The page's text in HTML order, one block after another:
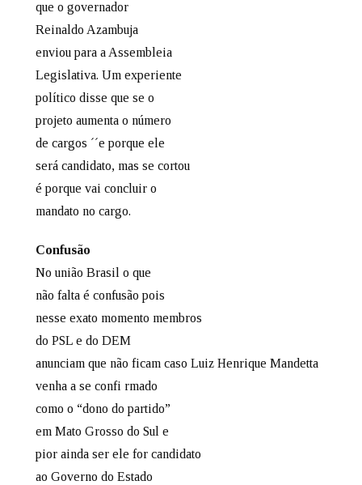
que o governador
Reinaldo Azambuja
enviou para a Assembleia
Legislativa. Um experiente
político disse que se o
projeto aumenta o número
de cargos ´´e porque ele
será candidato, mas se cortou
é porque vai concluir o
mandato no cargo.
Confusão
No união Brasil o que
não falta é confusão pois
nesse exato momento membros
do PSL e do DEM
anunciam que não ficam caso Luiz Henrique Mandetta
venha a se confi rmado
como o “dono do partido”
em Mato Grosso do Sul e
pior ainda ser ele for candidato
ao Governo do Estado